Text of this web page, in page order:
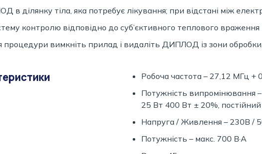
в ділянку тіла, яка потребує лікування; при відстані між
контролю відповідно до суб’єктивного теплового враження
процедури вимкніть прилад і видаліть ДИПЛОД із зони обробки.
Робоча частота – 27,12 МГц +
Потужність випромінювання
25 Вт 400 Вт ± 20%,
Напруга / Живлення – 230В /
Потужність – макс. 700 В·А